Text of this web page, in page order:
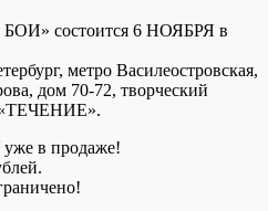
состоится 6 НОЯБРЯ в
метро Василеостровская,
дом 70-72, творческий
«ТЕЧЕНИЕ».
в продаже!